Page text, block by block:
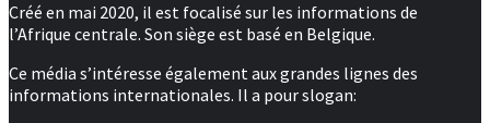
Créé en mai 2020, il est focalisé sur les informations de
l’Afrique centrale. Son siège est basé en Belgique.
Ce média s’intéresse également aux grandes lignes des
informations internationales. Il a pour slogan: